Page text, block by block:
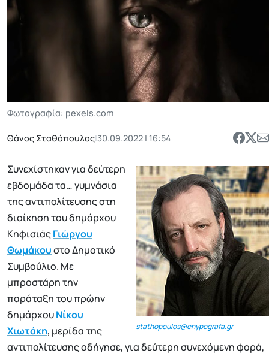
Φωτογραφία: pexels.com
Θάνος Σταθόπουλος|30.09.2022 | 16:54
stathopoulos@enypografa.gr
Συνεχίστηκαν για δεύτερη
εβδομάδα τα… γυμνάσια
της αντιπολίτευσης στη
διοίκηση του δημάρχου
ΚηφισιάςΓιώργου
Θωμάκουστο Δημοτικό
Συμβούλιο. Με
μπροστάρη την
παράταξη του πρώην
δημάρχουΝίκου
Χιωτάκη, μερίδα της
αντιπολίτευσης οδήγησε, για δεύτερη συνεχόμενη φορά,